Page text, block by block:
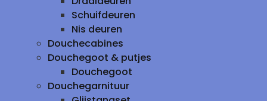
Schuifdeuren
Nis deuren
Douchecabines
Douchegoot & putjes
Douchegoot
Douchegarnituur